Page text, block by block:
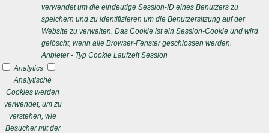
verwendet um die eindeutige Session-ID eines Benutzers zu
speichern und zu identifizieren um die Benutzersitzung auf der
Website zu verwalten. Das Cookie ist ein Session-Cookie und wird
gelöscht, wenn alle Browser-Fenster geschlossen werden.
Anbieter - Typ Cookie Laufzeit Session
Analytics
Analytische
Cookies werden
verwendet, um zu
verstehen, wie
Besucher mit der